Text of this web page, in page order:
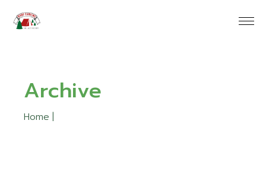
the
content
Archive
Home